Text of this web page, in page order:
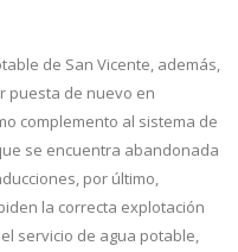
de San Vicente, además,
puesta de nuevo en
complemento al sistema de
se encuentra abandonada
por último,
la correcta explotación
servicio de agua potable,